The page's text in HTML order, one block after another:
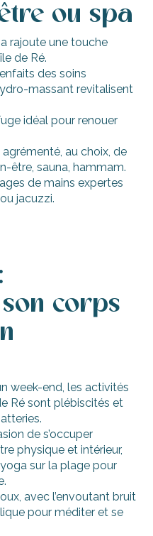
ou spa
rajoute une touche
de Ré.
des soins
massant revitalisent
idéal pour renouer
au choix, de
être, sauna, hammam.
de mains expertes
jacuzzi.
corps
week-end, les activités
Ré sont plébiscités et
de s’occuper
physique et intérieur,
sur la plage pour
avec l’envoutant bruit
pour méditer et se